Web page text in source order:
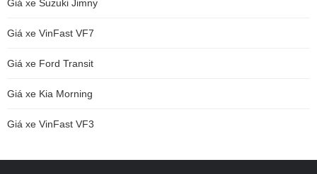
Giá xe Suzuki Jimny
Giá xe VinFast VF7
Giá xe Ford Transit
Giá xe Kia Morning
Giá xe VinFast VF3